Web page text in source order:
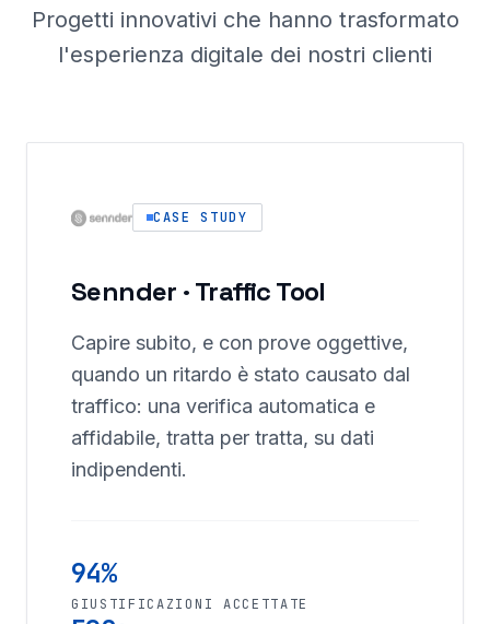
Progetti innovativi che hanno trasformato
l'esperienza digitale dei nostri clienti
CASE STUDY
Sennder · Traffic Tool
Capire subito, e con prove oggettive,
quando un ritardo è stato causato dal
traffico: una verifica automatica e
affidabile, tratta per tratta, su dati
indipendenti.
94%
GIUSTIFICAZIONI ACCETTATE